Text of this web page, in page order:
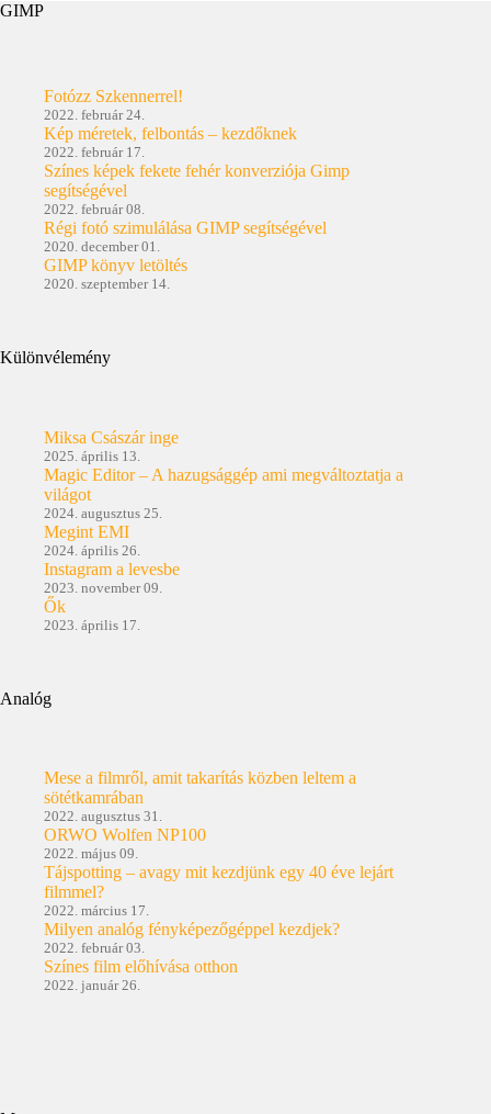
GIMP
Fotózz Szkennerrel!
2022. február 24.
Kép méretek, felbontás – kezdőknek
2022. február 17.
Színes képek fekete fehér konverziója Gimp
segítségével
2022. február 08.
Régi fotó szimulálása GIMP segítségével
2020. december 01.
GIMP könyv letöltés
2020. szeptember 14.
Különvélemény
Miksa Császár inge
2025. április 13.
Magic Editor – A hazugsággép ami megváltoztatja a
világot
2024. augusztus 25.
Megint EMI
2024. április 26.
Instagram a levesbe
2023. november 09.
Ők
2023. április 17.
Analóg
Mese a filmről, amit takarítás közben leltem a
sötétkamrában
2022. augusztus 31.
ORWO Wolfen NP100
2022. május 09.
Tájspotting – avagy mit kezdjünk egy 40 éve lejárt
filmmel?
2022. március 17.
Milyen analóg fényképezőgéppel kezdjek?
2022. február 03.
Színes film előhívása otthon
2022. január 26.